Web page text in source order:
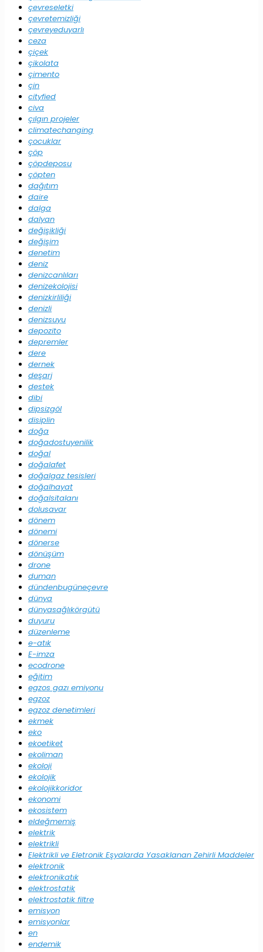
çevreseletki
çevretemizliği
çevreyeduyarlı
ceza
çiçek
çikolata
çimento
çin
cityfied
civa
çılgın projeler
climatechanging
çocuklar
çöp
çöpdeposu
çöpten
dağıtım
daire
dalga
dalyan
değişikliği
değişim
denetim
deniz
denizcanlıları
denizekolojisi
denizkirliliği
denizli
denizsuyu
depozito
depremler
dere
dernek
deşarj
destek
dibi
dipsizgöl
disiplin
doğa
doğadostuyenilik
doğal
doğalafet
doğalgaz tesisleri
doğalhayat
doğalsitalanı
dolusavar
dönem
dönemi
dönerse
dönüşüm
drone
duman
dündenbugüneçevre
dünya
dünyasağlıkörgütü
duyuru
düzenleme
e-atık
E-imza
ecodrone
eğitim
egzos gazı emiyonu
egzoz
egzoz denetimleri
ekmek
eko
ekoetiket
ekoliman
ekoloji
ekolojik
ekolojikkoridor
ekonomi
ekosistem
eldeğmemiş
elektrik
elektrikli
Elektrikli ve Eletronik Eşyalarda Yasaklanan Zehirli Maddeler
elektronik
elektronikatık
elektrostatik
elektrostatik filtre
emisyon
emisyonlar
en
endemik